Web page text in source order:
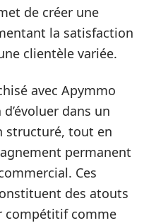
de créer une
la satisfaction
clientèle variée.
avec Apymmo
dans un
structuré, tout en
permanent
Ces
des atouts
compétitif comme